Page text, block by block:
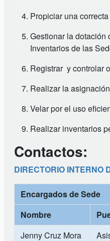
Propiciar una
Gestionar la dotación
Inventarios de las
Registrar y controlar
Realizar la
Velar por el uso
Realizar inventarios
Contactos:
DIRECTORIO INTERNO
Encargados de Sede
Nombre
Jenny Cruz Mora